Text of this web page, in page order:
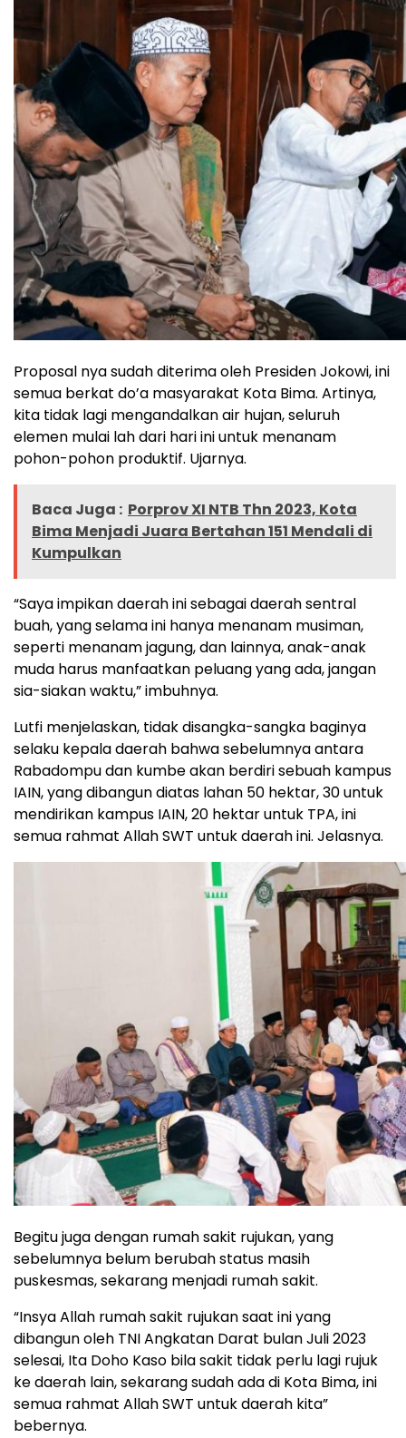
Proposal nya sudah diterima oleh Presiden Jokowi, ini
semua berkat do’a masyarakat Kota Bima. Artinya,
kita tidak lagi mengandalkan air hujan, seluruh
elemen mulai lah dari hari ini untuk menanam
pohon-pohon produktif. Ujarnya.
Baca Juga : Porprov XI NTB Thn 2023, Kota
Bima Menjadi Juara Bertahan 151 Mendali di
Kumpulkan
“Saya impikan daerah ini sebagai daerah sentral
buah, yang selama ini hanya menanam musiman,
seperti menanam jagung, dan lainnya, anak-anak
muda harus manfaatkan peluang yang ada, jangan
sia-siakan waktu,” imbuhnya.
Lutfi menjelaskan, tidak disangka-sangka baginya
selaku kepala daerah bahwa sebelumnya antara
Rabadompu dan kumbe akan berdiri sebuah kampus
IAIN, yang dibangun diatas lahan 50 hektar, 30 untuk
mendirikan kampus IAIN, 20 hektar untuk TPA, ini
semua rahmat Allah SWT untuk daerah ini. Jelasnya.
Begitu juga dengan rumah sakit rujukan, yang
sebelumnya belum berubah status masih
puskesmas, sekarang menjadi rumah sakit.
“Insya Allah rumah sakit rujukan saat ini yang
dibangun oleh TNI Angkatan Darat bulan Juli 2023
selesai, Ita Doho Kaso bila sakit tidak perlu lagi rujuk
ke daerah lain, sekarang sudah ada di Kota Bima, ini
semua rahmat Allah SWT untuk daerah kita”
bebernya.